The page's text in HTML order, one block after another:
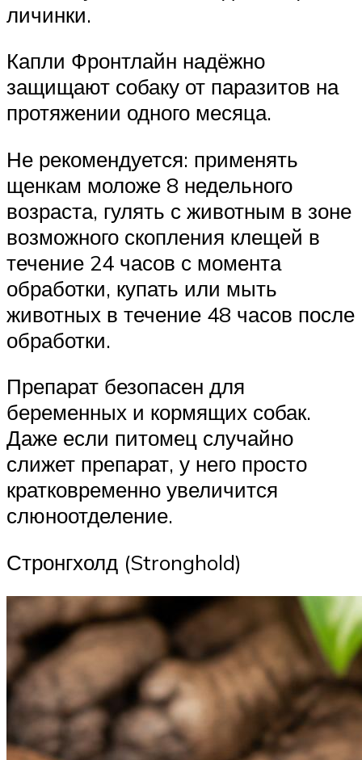
личинки.
Капли Фронтлайн надёжно
защищают собаку от паразитов на
протяжении одного месяца.
Не рекомендуется: применять
щенкам моложе 8 недельного
возраста, гулять с животным в зоне
возможного скопления клещей в
течение 24 часов с момента
обработки, купать или мыть
животных в течение 48 часов после
обработки.
Препарат безопасен для
беременных и кормящих собак.
Даже если питомец случайно
слижет препарат, у него просто
кратковременно увеличится
слюноотделение.
Стронгхолд (Stronghold)